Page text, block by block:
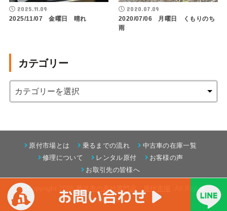
2025.11.09
2025/11/07 金曜日 晴れ
2020.07.09
2020/07/06 月曜日 くもりのち
雨
カテゴリー
原付市場とは 乗るまでの流れ
中古車の在庫一覧
修理について
レンタル原付
お客様の声
お取引先の皆様へ
©Copyright 2026藤沢市の原付専門店 原付市場
.All Rights
Reserved.